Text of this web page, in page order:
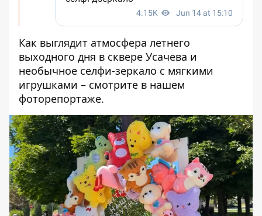
Как выглядит атмосфера летнего
выходного дня в сквере Усачева и
необычное селфи-зеркало с мягкими
игрушками – смотрите в нашем
фоторепортаже.